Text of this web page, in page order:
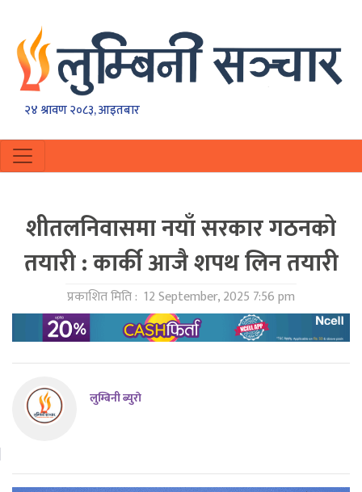
२४ श्रावण २०८३, आइतबार
शीतलनिवासमा नयाँ सरकार गठनको
तयारी : कार्की आजै शपथ लिन तयारी
प्रकाशित मिति : 12 September, 2025 7:56 pm
लुम्बिनी ब्युराे